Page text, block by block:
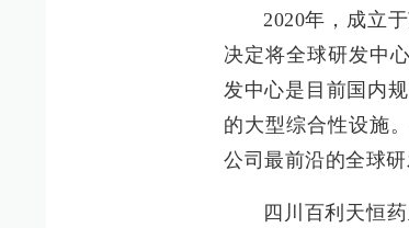
2020年，成立
决定将全球研发中
发中心是目前国内
的大型综合性设施
公司最前沿的全球研
四川百利天恒